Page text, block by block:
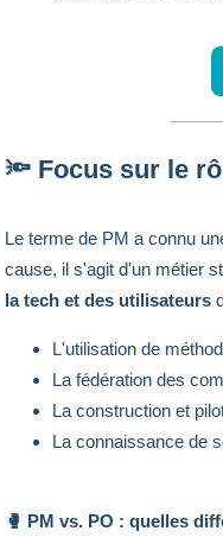
🔦 Focus sur le
Le terme de PM a connu
cause, il s'agit d'un métier
la tech et des utilisateurs
L'utilisation de
La fédération des
La construction et
La connaissance de
🥊 PM vs. PO : quelles